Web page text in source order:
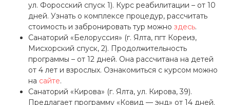
ул. Форосский спуск 1). Курс реабилитации – от 10
дней. Узнать о комплексе процедур, рассчитать
стоимость и забронировать тур можно здесь.
Санаторий «Белоруссия» (г. Ялта, пгт Кореиз,
Мисхорский спуск, 2). Продолжительность
программы – от 12 дней. Она рассчитана на детей
от 4 лет и взрослых. Ознакомиться с курсом можно
на сайте.
Санаторий «Кирова» (г. Ялта, ул. Кирова, 39).
Предлагает программу «Ковид — энд» от 14 дней.